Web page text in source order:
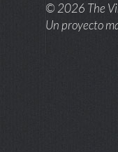
© 2026 The
Un proyecto